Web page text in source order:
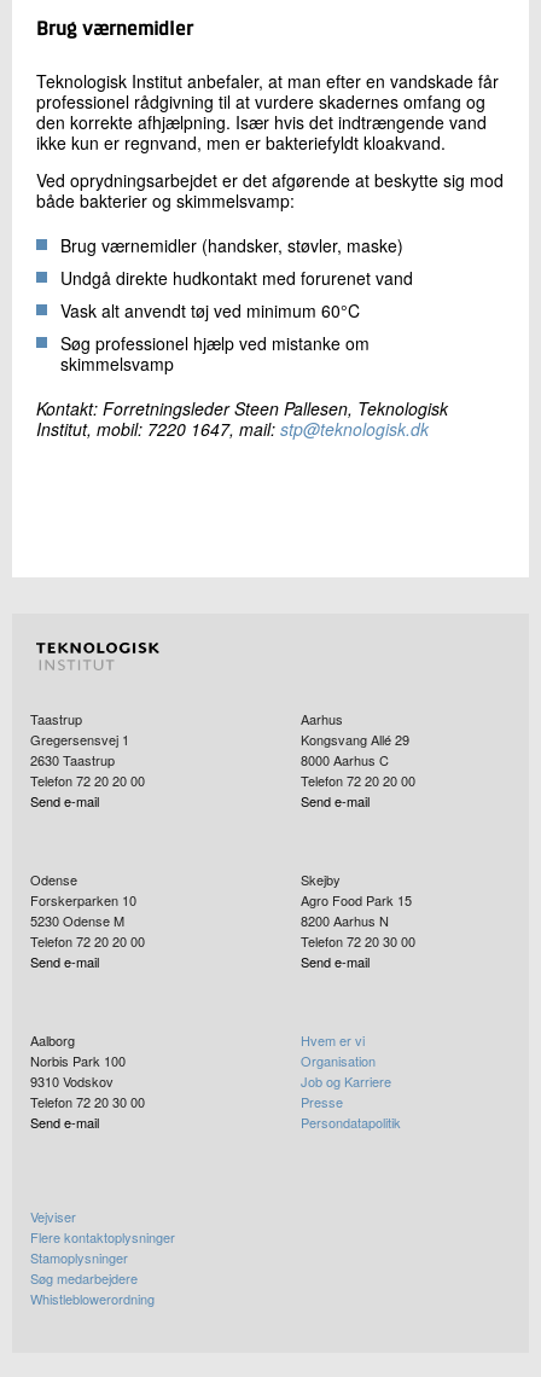
Brug værnemidler
Teknologisk Institut anbefaler, at man efter en vandskade får
professionel rådgivning til at vurdere skadernes omfang og
den korrekte afhjælpning. Især hvis det indtrængende vand
ikke kun er regnvand, men er bakteriefyldt kloakvand.
Ved oprydningsarbejdet er det afgørende at beskytte sig mod
både bakterier og skimmelsvamp:
Brug værnemidler (handsker, støvler, maske)
Undgå direkte hudkontakt med forurenet vand
Vask alt anvendt tøj ved minimum 60°C
Søg professionel hjælp ved mistanke om
skimmelsvamp
Kontakt: Forretningsleder Steen Pallesen, Teknologisk
Institut, mobil: 7220 1647, mail: stp@teknologisk.dk
Taastrup
Gregersensvej 1
2630Taastrup
Telefon 72 20 20 00
Send e-mail
Aarhus
Kongsvang Allé 29
8000Aarhus C
Telefon 72 20 20 00
Send e-mail
Odense
Forskerparken 10
5230Odense M
Telefon 72 20 20 00
Send e-mail
Skejby
Agro Food Park 15
8200Aarhus N
Telefon 72 20 30 00
Send e-mail
Aalborg
Norbis Park 100
9310Vodskov
Telefon 72 20 30 00
Send e-mail
Hvem er vi
Organisation
Job og Karriere
Presse
Persondatapolitik
Vejviser
Flere kontaktoplysninger
Stamoplysninger
Søg medarbejdere
Whistleblowerordning